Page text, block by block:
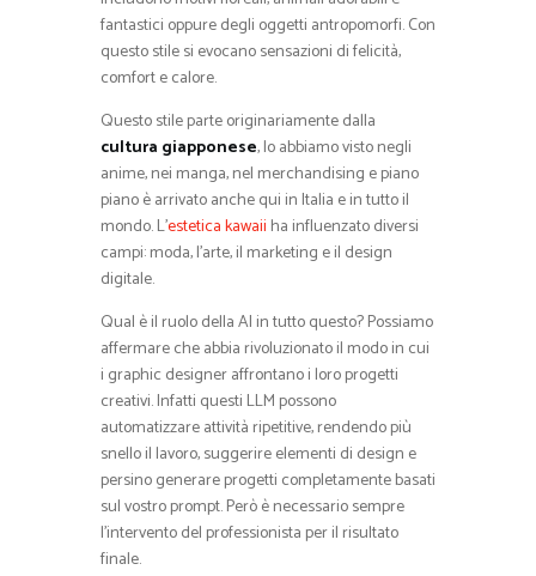
fantastici oppure degli oggetti antropomorfi. Con
questo stile si evocano sensazioni di felicità,
comfort e calore.
Questo stile parte originariamente dalla
cultura giapponese, lo abbiamo visto negli
anime, nei manga, nel merchandising e piano
piano è arrivato anche qui in Italia e in tutto il
mondo. L’estetica kawaii ha influenzato diversi
campi: moda, l’arte, il marketing e il design
digitale.
Qual è il ruolo della AI in tutto questo? Possiamo
affermare che abbia rivoluzionato il modo in cui
i graphic designer affrontano i loro progetti
creativi. Infatti questi LLM possono
automatizzare attività ripetitive, rendendo più
snello il lavoro, suggerire elementi di design e
persino generare progetti completamente basati
sul vostro prompt. Però è necessario sempre
l’intervento del professionista per il risultato
finale.